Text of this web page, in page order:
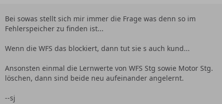
Bei sowas stellt sich mir immer die Frage was denn so im
Fehlerspeicher zu finden ist...
Wenn die WFS das blockiert, dann tut sie s auch kund...
Ansonsten einmal die Lernwerte von WFS Stg sowie Motor Stg.
löschen, dann sind beide neu aufeinander angelernt.
--sj